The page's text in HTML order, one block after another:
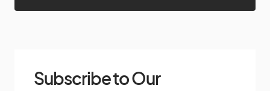
Subscribe to Our